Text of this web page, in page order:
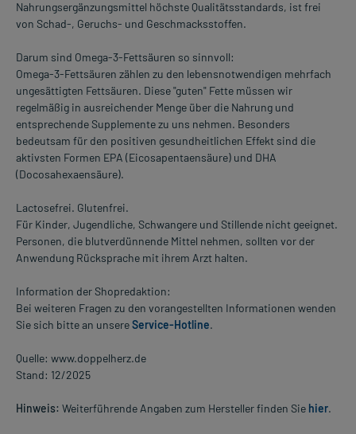
Nahrungsergänzungsmittel höchste Qualitätsstandards, ist frei
von Schad-, Geruchs- und Geschmacksstoffen.
Darum sind Omega-3-Fettsäuren so sinnvoll:
Omega-3-Fettsäuren zählen zu den lebensnotwendigen mehrfach
ungesättigten Fettsäuren. Diese "guten" Fette müssen wir
regelmäßig in ausreichender Menge über die Nahrung und
entsprechende Supplemente zu uns nehmen. Besonders
bedeutsam für den positiven gesundheitlichen Effekt sind die
aktivsten Formen EPA (Eicosapentaensäure) und DHA
(Docosahexaensäure).
Lactosefrei. Glutenfrei.
Für Kinder, Jugendliche, Schwangere und Stillende nicht geeignet.
Personen, die blutverdünnende Mittel nehmen, sollten vor der
Anwendung Rücksprache mit ihrem Arzt halten.
Information der Shopredaktion:
Bei weiteren Fragen zu den vorangestellten Informationen wenden
Sie sich bitte an unsereService-Hotline.
Quelle: www.doppelherz.de
Stand: 12/2025
Hinweis: Weiterführende Angaben zum Hersteller finden Sie hier.